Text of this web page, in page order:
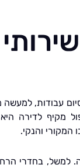
עבודות, למעשה
מקיף לדירה
המקורי והנקי.
למשל, בחדרי